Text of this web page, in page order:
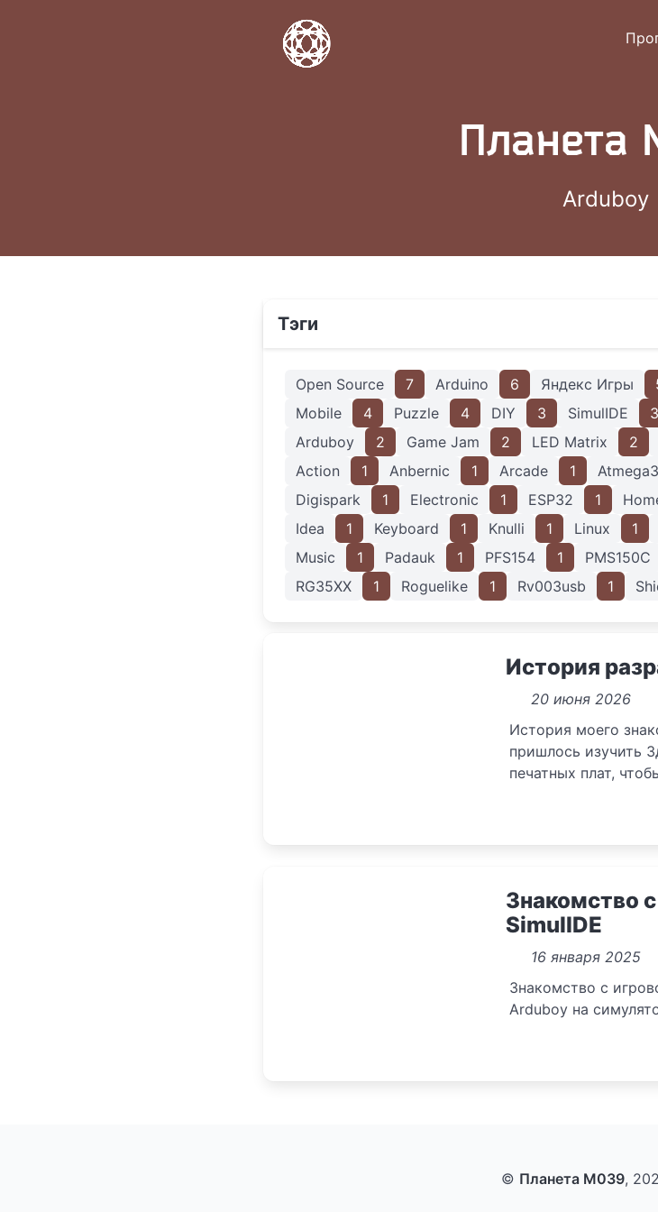
Планета
Arduboy
Тэги
Open Source 7 Arduino 6 Яндекс Игры
Mobile
4 Puzzle 4 DIY 3 SimulIDE 3
Arduboy
2 Game Jam 2 LED Matrix 2
Action
1 Anbernic 1 Arcade 1
Digispark
1 Electronic 1 ESP32 1
Idea
1 Keyboard 1 Knulli 1 Linux 1
Music
1 Padauk 1 PFS154 1 PMS150C
RG35XX
1 Roguelike 1 Rv003usb 1
История
20 июня 2026
История моего
пришлось изучить
печатных плат,
Знакомство
SimulIDE
16 января 2025
Знакомство с
Arduboy на
© Планета M039,